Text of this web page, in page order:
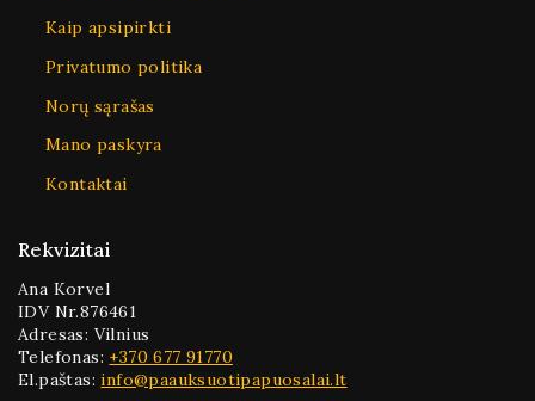
Kaip apsipirkti
Privatumo politika
Norų sąrašas
Mano paskyra
Kontaktai
Rekvizitai
Ana Korvel
IDV Nr.876461
Adresas: Vilnius
Telefonas: +370 677 91770
El.paštas:info@paauksuotipapuosalai.lt